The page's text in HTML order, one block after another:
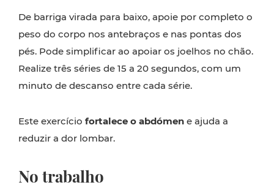
De barriga virada para baixo, apoie por completo o
peso do corpo nos antebraços e nas pontas dos
pés. Pode simplificar ao apoiar os joelhos no chão.
Realize três séries de 15 a 20 segundos, com um
minuto de descanso entre cada série.
Este exercício fortalece o abdómen e ajuda a
reduzir a dor lombar.
No trabalho